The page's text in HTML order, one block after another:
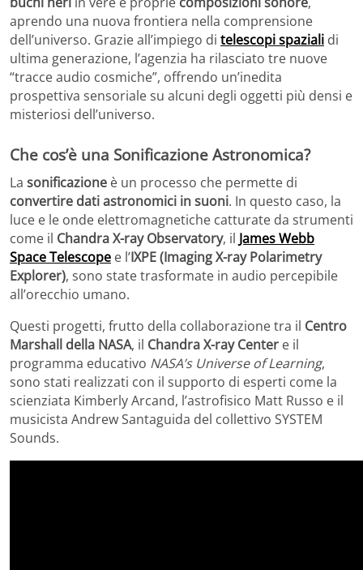
aprendo una nuova frontiera nella comprensione
dell’universo. Grazie all’impiego di telescopi spaziali di
ultima generazione, l’agenzia ha rilasciato tre nuove
“tracce audio cosmiche”, offrendo un’inedita
prospettiva sensoriale su alcuni degli oggetti più densi e
misteriosi dell’universo.
Che cos’è una Sonificazione Astronomica?
La sonificazione è un processo che permette di
convertire dati astronomici in suoni. In questo caso, la
luce e le onde elettromagnetiche catturate da strumenti
come il Chandra X-ray Observatory, il James Webb
Space Telescope e l’IXPE (Imaging X-ray Polarimetry
Explorer), sono state trasformate in audio percepibile
all’orecchio umano.
Questi progetti, frutto della collaborazione tra il Centro
Marshall della NASA, il Chandra X-ray Center e il
programma educativo NASA’s Universe of Learning,
sono stati realizzati con il supporto di esperti come la
scienziata Kimberly Arcand, l’astrofisico Matt Russo e il
musicista Andrew Santaguida del collettivo SYSTEM
Sounds.